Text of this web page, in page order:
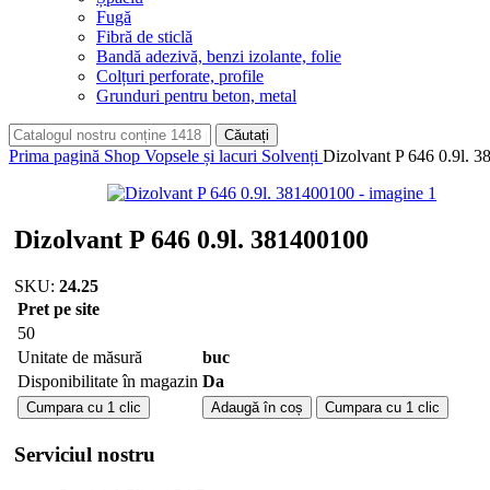
Fugă
Fibră de sticlă
Bandă adezivă, benzi izolante, folie
Colțuri perforate, profile
Grunduri pentru beton, metal
Căutați
Prima pagină Shop Vopsele și lacuri Solvenți Dizolvant P 646 0.9l.
Dizolvant P 646 0.9l. 381400100
SKU: 24.25
Pret pe site
50
Unitate de măsură
buc
Disponibilitate în magazin Da
Cumpara cu 1 clic
Cantitate
Dizolvant
Adaugă în coș Cumpara cu 1 clic
Serviciul nostru